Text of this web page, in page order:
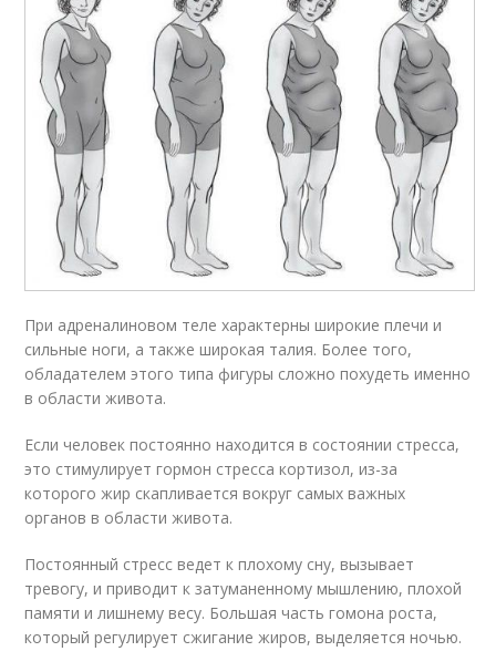
При адреналиновом теле характерны широкие плечи и
сильные ноги, а также широкая талия. Более того,
обладателем этого типа фигуры сложно похудеть именно
в области живота.
Если человек постоянно находится в состоянии стресса,
это стимулирует гормон стресса кортизол, из-за
которого жир скапливается вокруг самых важных
органов в области живота.
Постоянный стресс ведет к плохому сну, вызывает
тревогу, и приводит к затуманенному мышлению, плохой
памяти и лишнему весу. Большая часть гомона роста,
который регулирует сжигание жиров, выделяется ночью.